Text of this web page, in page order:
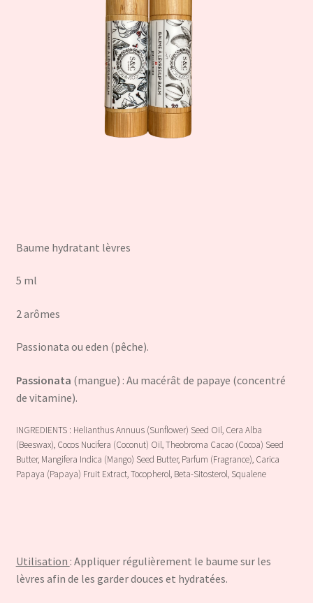
Baume hydratant lèvres
5 ml
2 arômes
Passionata ou eden (pêche).
Passionata (mangue) : Au macérât de papaye (concentré
de vitamine).
INGREDIENTS : Helianthus Annuus (Sunflower) Seed Oil, Cera Alba
(Beeswax), Cocos Nucifera (Coconut) Oil, Theobroma Cacao (Cocoa) Seed
Butter, Mangifera Indica (Mango) Seed Butter, Parfum (Fragrance), Carica
Papaya (Papaya) Fruit Extract, Tocopherol, Beta-Sitosterol, Squalene
Utilisation : Appliquer régulièrement le baume sur les
lèvres afin de les garder douces et hydratées.